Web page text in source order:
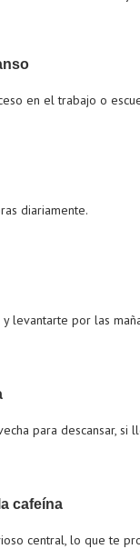
en el trabajo o
diariamente.
levantarte por las
para descansar,
cafeína
central, lo que te